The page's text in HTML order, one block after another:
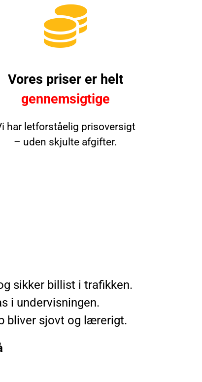
Vores priser er helt
gennemsigtige
har letforståelig prisoversigt
– uden skjulte afgifter.
sikker billist i trafikken.
i undervisningen.
bliver sjovt og lærerigt.